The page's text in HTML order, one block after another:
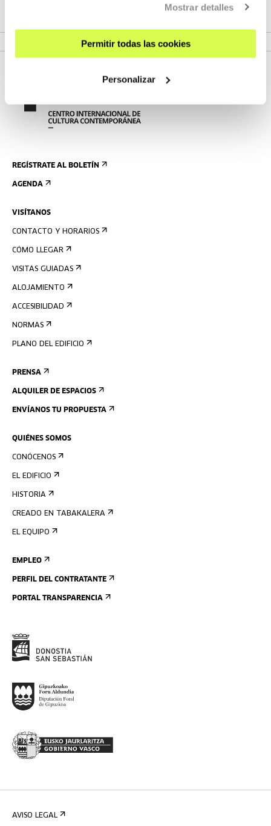
Mostrar detalles
Permitir todas las cookies
Personalizar
VER EXPOSICIÓN
REGÍSTRATE AL BOLETÍN
AGENDA
VISÍTANOS
CONTACTO Y HORARIOS
CÓMO LLEGAR
VISITAS GUIADAS
ALOJAMIENTO
ACCESIBILIDAD
NORMAS
PLANO DEL EDIFICIO
PRENSA
ALQUILER DE ESPACIOS
ENVÍANOS TU PROPUESTA
QUIÉNES SOMOS
CONÓCENOS
EL EDIFICIO
HISTORIA
CREADO EN TABAKALERA
EL EQUIPO
EMPLEO
PERFIL DEL CONTRATANTE
PORTAL TRANSPARENCIA
AVISO LEGAL